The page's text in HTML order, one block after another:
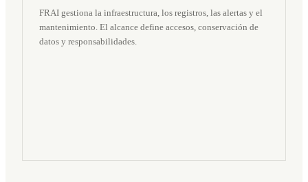
FRAI gestiona la infraestructura, los registros, las alertas y el
mantenimiento. El alcance define accesos, conservación de
datos y responsabilidades.